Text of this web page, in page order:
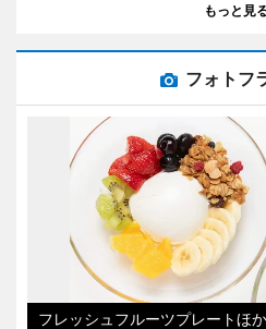
もっと見
フォトフ
フレッシュフルーツプレートほか